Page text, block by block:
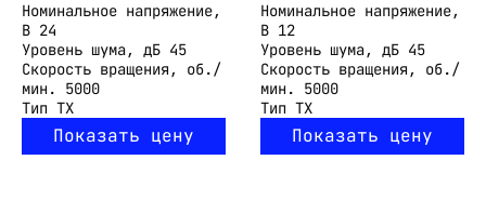
Номинальное напряжение,
В 24
Уровень шума, дБ 45
Скорость вращения, об./
мин.
5000
Тип TX
Показать цену
Номинальное напряжение,
В 12
Уровень шума, дБ 45
Скорость вращения, об./
мин.
5000
Тип TX
Показать цену